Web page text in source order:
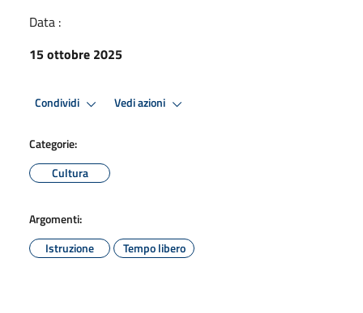
Data :
15 ottobre 2025
Condividi Vedi azioni
Categorie:
Cultura
Argomenti:
Istruzione
Tempo libero